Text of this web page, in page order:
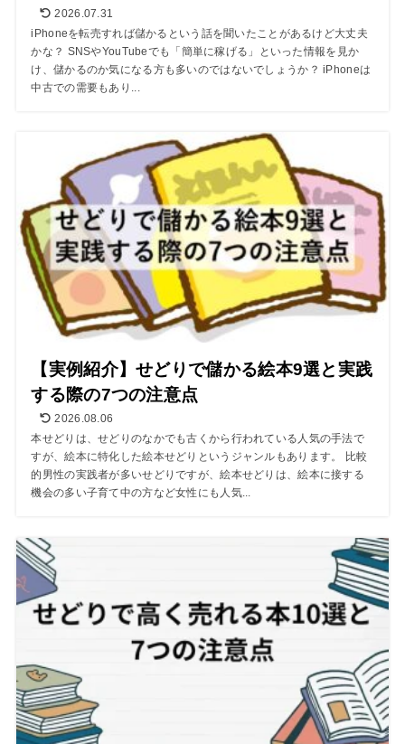
2026.07.31
iPhoneを転売すれば儲かるという話を聞いたことがあるけど大丈夫
かな？ SNSやYouTubeでも「簡単に稼げる」といった情報を見か
け、儲かるのか気になる方も多いのではないでしょうか？ iPhoneは
中古での需要もあり...
【実例紹介】せどりで儲かる絵本9選と実践
する際の7つの注意点
2026.08.06
本せどりは、せどりのなかでも古くから行われている人気の手法で
すが、絵本に特化した絵本せどりというジャンルもあります。 比較
的男性の実践者が多いせどりですが、絵本せどりは、絵本に接する
機会の多い子育て中の方など女性にも人気...